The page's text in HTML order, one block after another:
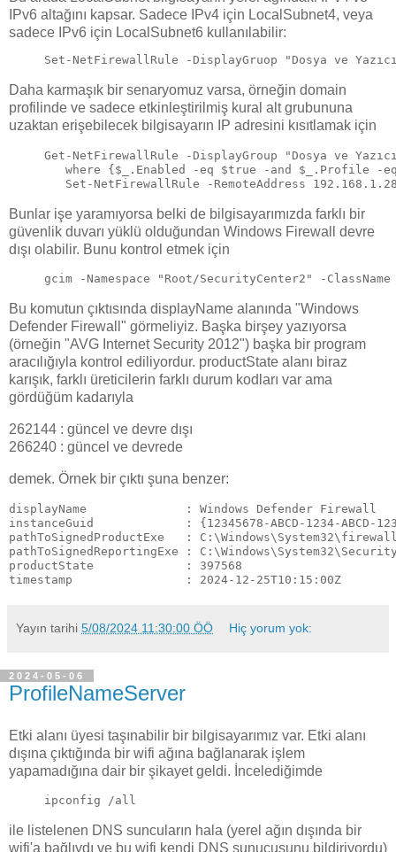
IPv6 altağını kapsar. Sadece IPv4 için LocalSubnet4, veya
sadece IPv6 için LocalSubnet6 kullanılabilir:
Set-NetFirewallRule -DisplayGruop "Dosya ve
Daha karmaşık bir senaryomuz varsa, örneğin domain
profilinde ve sadece etkinleştirilmiş kural alt grubununa
uzaktan erişebilecek bilgisayarın IP adresini kısıtlamak için
Get-NetFirewallRule -DisplayGroup "Dosya ve
where {$_.Enabled -eq $true -and $_.Profile -
Set-NetFirewallRule -RemoteAddress
Bunlar işe yaramıyorsa belki de bilgisayarımızda farklı bir
güvenlik duvarı yüklü olduğundan Windows Firewall devre
dışı olabilir. Bunu kontrol etmek için
gcim -Namespace "Root/SecurityCenter2" -
Bu komutun çıktısında displayName alanında "Windows
Defender Firewall" görmeliyiz. Başka birşey yazıyorsa
(örneğin "AVG Internet Security 2012") başka bir program
aracılığıyla kontrol ediliyordur. productState alanı biraz
karışık, farklı üreticilerin farklı durum kodları var ama
gördüğüm kadarıyla
262144 : güncel ve devre dışı
266240 : güncel ve devrede
demek. Örnek bir çıktı şuna benzer:
displayName              : Windows Defender Firewall
instanceGuid             : {12345678-ABCD-1234-ABCD-
pathToSignedProductExe   :
pathToSignedReportingExe :
productState             : 397568
timestamp                : 2024-12-25T10:15:00Z
Yayın tarihi 5/08/2024 11:30:00 ÖÖ Hiç yorum yok:
2024-05-06
ProfileNameServer
Etki alanı üyesi taşınabilir bir bilgisayarımız var. Etki alanı
dışına çıktığında bir wifi ağına bağlanarak işlem
yapamadığına dair bir şikayet geldi. İncelediğimde
ipconfig /all
ile listelenen DNS suncuların hala (yerel ağın dışında bir
wifi'a bağlıydı ve bu wifi kendi DNS sunucusunu bildiriyordu)